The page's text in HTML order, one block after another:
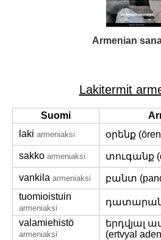
Armenian
Lakitermit
Suomi
laki armeniaksi օրենք
sakko armeniaksi տուգանք
vankila armeniaksi
բանտ
tuomioistuin
armeniaksi
դատարան
valamiehistö
armeniaksi
երդվյալ
(ertvyal